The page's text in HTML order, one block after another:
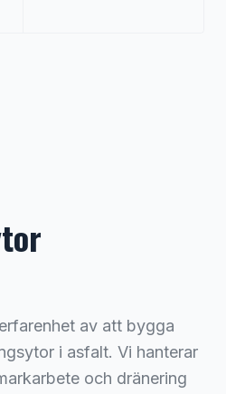
av att bygga
i asfalt. Vi hanterar
och dränering